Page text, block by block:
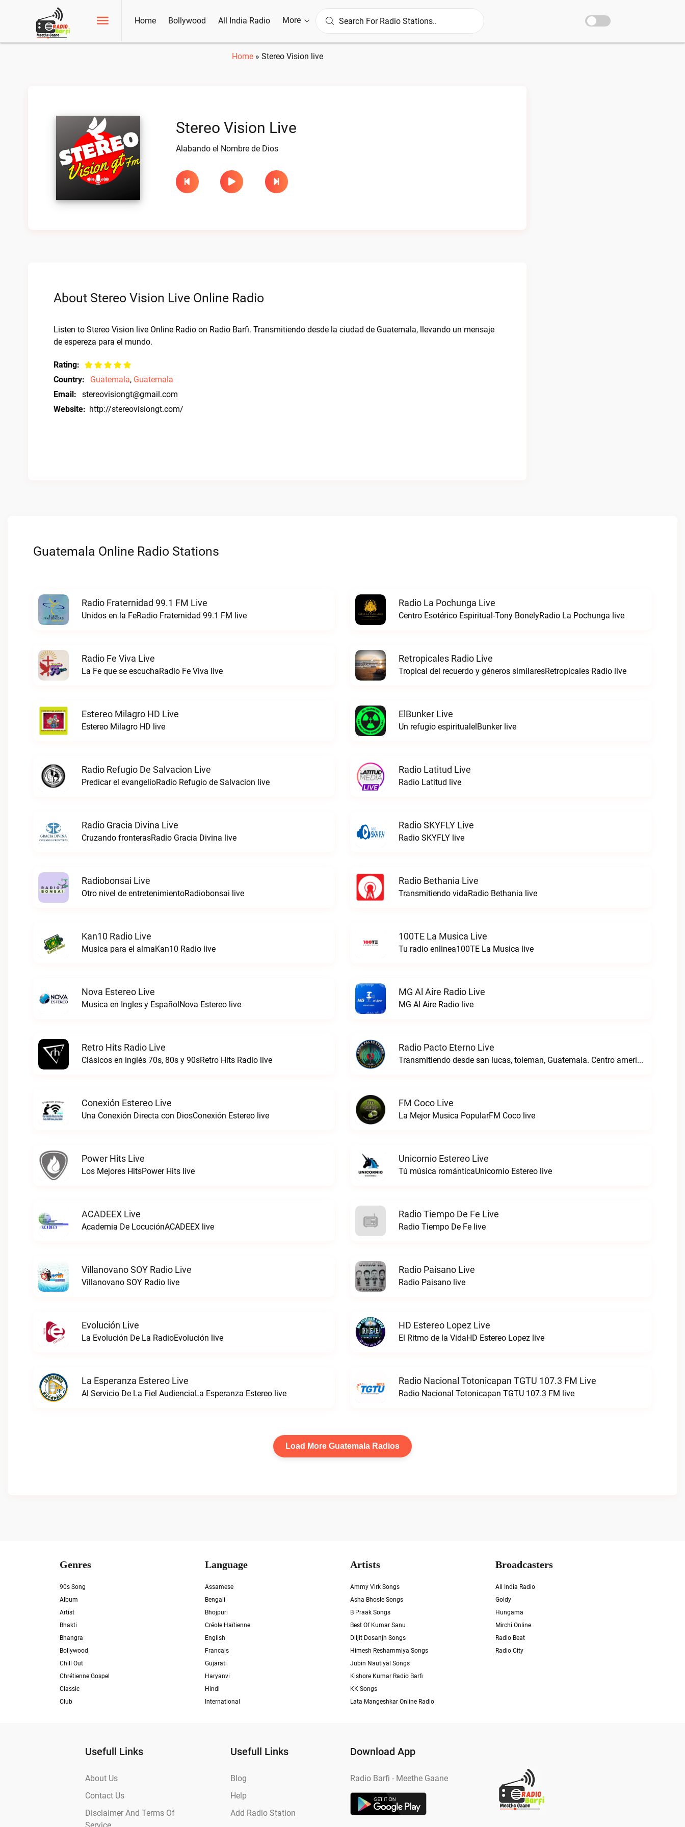
Home Bollywood All India Radio More
Home» Stereo Vision live
Stereo Vision Live
Alabando el Nombre de Dios
About Stereo Vision Live Online Radio
Listen to Stereo Vision live Online Radio on Radio Barfi. Transmitiendo desde la ciudad de Guatemala, llevando un mensaje
de espereza para el mundo.
Rating:
Country:
Guatemala, Guatemala
Email:
stereovisiongt@gmail.com
Website: http://stereovisiongt.com/
Guatemala Online Radio Stations
Radio Fraternidad 99.1 FM Live
Unidos en la FeRadio Fraternidad 99.1 FM live
Radio La Pochunga Live
Centro Esotérico Espiritual-Tony BonelyRadio La Pochunga live
Radio Fe Viva Live
La Fe que se escuchaRadio Fe Viva live
Retropicales Radio Live
Tropical del recuerdo y géneros similaresRetropicales Radio live
Estereo Milagro HD Live
Estereo Milagro HD live
ElBunker Live
Un refugio espiritualelBunker live
Radio Refugio De Salvacion Live
Predicar el evangelioRadio Refugio de Salvacion live
Radio Latitud Live
Radio Latitud live
Radio Gracia Divina Live
Cruzando fronterasRadio Gracia Divina live
Radio SKYFLY Live
Radio SKYFLY live
Radiobonsai Live
Otro nivel de entretenimientoRadiobonsai live
Radio Bethania Live
Transmitiendo vidaRadio Bethania live
Kan10 Radio Live
Musica para el almaKan10 Radio live
100TE La Musica Live
Tu radio enlinea100TE La Musica live
Nova Estereo Live
Musica en Ingles y EspañolNova Estereo live
MG Al Aire Radio Live
MG Al Aire Radio live
Retro Hits Radio Live
Clásicos en inglés 70s, 80s y 90sRetro Hits Radio live
Radio Pacto Eterno Live
Transmitiendo desde san lucas, toleman, Guatemala. Centro america.Radio Pacto Eterno live
Conexión Estereo Live
Una Conexión Directa con DiosConexión Estereo live
FM Coco Live
La Mejor Musica PopularFM Coco live
Power Hits Live
Los Mejores HitsPower Hits live
Unicornio Estereo Live
Tú música románticaUnicornio Estereo live
ACADEEX Live
Academia De LocuciónACADEEX live
Radio Tiempo De Fe Live
Radio Tiempo De Fe live
Villanovano SOY Radio Live
Villanovano SOY Radio live
Radio Paisano Live
Radio Paisano live
Evolución Live
La Evolución De La RadioEvolución live
HD Estereo Lopez Live
El Ritmo de la VidaHD Estereo Lopez live
La Esperanza Estereo Live
Al Servicio De La Fiel AudienciaLa Esperanza Estereo live
Radio Nacional Totonicapan TGTU 107.3 FM Live
Radio Nacional Totonicapan TGTU 107.3 FM live
Load More Guatemala Radios
Genres
90s Song
Album
Artist
Bhakti
Bhangra
Bollywood
Chill Out
Chrétienne Gospel
Classic
Club
Language
Assamese
Bengali
Bhojpuri
Créole Haïtienne
English
Francais
Gujarati
Haryanvi
Hindi
International
Artists
Ammy Virk Songs
Asha Bhosle Songs
B Praak Songs
Best Of Kumar Sanu
Diljit Dosanjh Songs
Himesh Reshammiya Songs
Jubin Nautiyal Songs
Kishore Kumar Radio Barfi
KK Songs
Lata Mangeshkar Online Radio
Broadcasters
All India Radio
Goldy
Hungama
Mirchi Online
Radio Beat
Radio City
Usefull Links
About Us
Contact Us
Disclaimer And Terms Of
Usefull Links
Blog
Help
Add Radio Station
Download App
Radio Barfi - Meethe Gaane